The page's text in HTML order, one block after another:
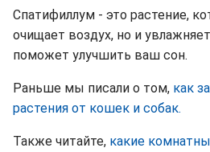
Спатифиллум - это растение,
очищает воздух, но и
поможет улучшить ваш сон.
Раньше мы писали о том, как
растения от кошек и собак.
Также читайте, какие